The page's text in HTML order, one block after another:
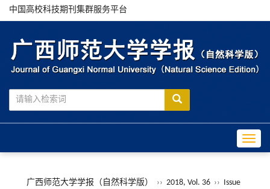
中国高校科技期刊集群服务平台
广西师范大学学报（自然科学版） ›› 2018, Vol. 36 ››
Issue